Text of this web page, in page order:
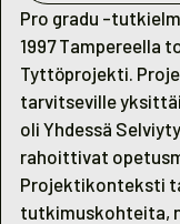
Pro gradu -
1997 Tampereella
Tyttöprojekti.
tarvitseville
oli Yhdessä
rahoittivat
Projektikonteksti
tutkimuskohteita,